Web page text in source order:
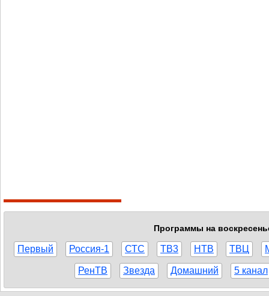
Программы на
Первый Россия-1 СТС ТВ3 НТВ ТВЦ
РенТВ Звезда Домашний 5 канал